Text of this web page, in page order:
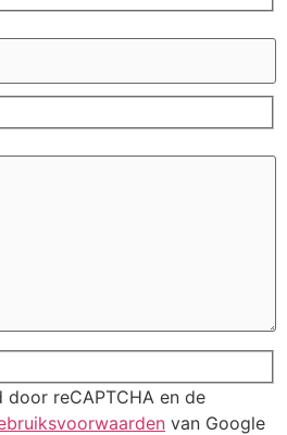
door reCAPTCHA en de
van Google